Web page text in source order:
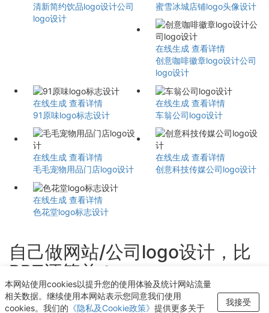
清新简约饮品logo设计公司
logo设计
蜜雪冰城店铺logo头像设计
在线生成 查看详情
创意咖啡徽章logo设计公司
logo设计
在线生成 查看详情
91原味logo标志设计
在线生成 查看详情
车翁公司logo设计
在线生成 查看详情
毛毛宠物用品门店logo设计
在线生成 查看详情
创意科技传媒公司logo设计
在线生成 查看详情
色花堂logo标志设计
自己做网站/公司logo设计，比
PPT还简单！
轻点几下即可获得个性化logo设计
本网站使用cookies以提升您的使用体验及统计网站流量
相关数据。继续使用本网站表示您同意我们使用
cookies。我们的 《隐私及Cookie政策》 提供更多关于
我接受